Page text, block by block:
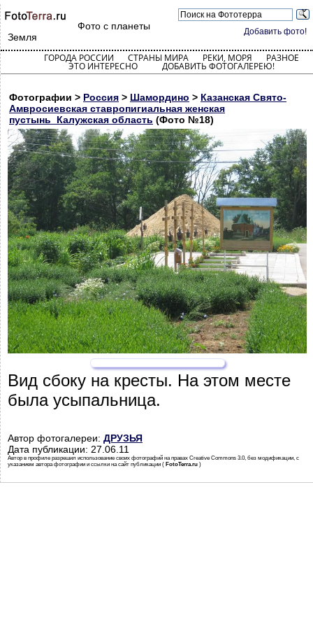
Добавить фото!
Фото с планеты
Земля
ГОРОДА РОССИИ СТРАНЫ МИРА РЕКИ, МОРЯ РАЗНОЕ
ЭТО ИНТЕРЕСНО ДОБАВИТЬ ФОТОГАЛЕРЕЮ!
Фотографии > Россия > Шамордино > Казанская Свято-
Амвросиевская ставропигиальная женская
пустынь_Калужская область (Фото №18)
Вид сбоку на кресты. На этом месте
была усыпальница.
Автор фотогалереи: ДРУЗЬЯ
Дата публикации: 27.06.11
Автор в профиле разрешил использование своих фотографий на правах Creative Commons 3.0, без модификации, с
указанием автора фотографии и ссылки на сайт публикации ( FotoTerra.ru )